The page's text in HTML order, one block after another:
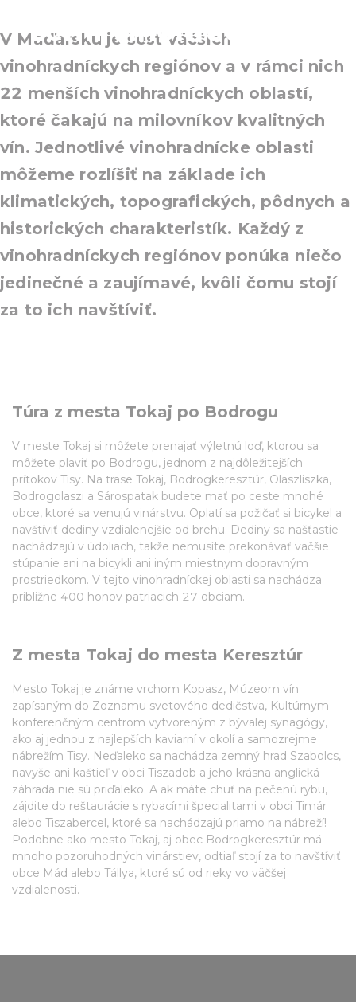
zemi vinohradníkov
V Maďarsku je šesť väčších
vinohradníckych regiónov a v rámci nich
22 menších vinohradníckych oblastí,
ktoré čakajú na milovníkov kvalitných
vín. Jednotlivé vinohradnícke oblasti
môžeme rozlíšiť na základe ich
klimatických, topografických, pôdnych a
historických charakteristík. Každý z
vinohradníckych regiónov ponúka niečo
jedinečné a zaujímavé, kvôli čomu stojí
za to ich navštíviť.
Túra z mesta Tokaj po Bodrogu
V meste Tokaj si môžete prenajať výletnú loď, ktorou sa
môžete plaviť po Bodrogu, jednom z najdôležitejších
prítokov Tisy. Na trase Tokaj, Bodrogkeresztúr, Olaszliszka,
Bodrogolaszi a Sárospatak budete mať po ceste mnohé
obce, ktoré sa venujú vinárstvu. Oplatí sa požičať si bicykel a
navštíviť dediny vzdialenejšie od brehu. Dediny sa našťastie
nachádzajú v údoliach, takže nemusíte prekonávať väčšie
stúpanie ani na bicykli ani iným miestnym dopravným
prostriedkom. V tejto vinohradníckej oblasti sa nachádza
približne 400 honov patriacich 27 obciam.
Z mesta Tokaj do mesta Keresztúr
Mesto Tokaj je známe vrchom Kopasz, Múzeom vín
zapísaným do Zoznamu svetového dedičstva, Kultúrnym
konferenčným centrom vytvoreným z bývalej synagógy,
ako aj jednou z najlepších kaviarní v okolí a samozrejme
nábrežím Tisy. Neďaleko sa nachádza zemný hrad Szabolcs,
navyše ani kaštieľ v obci Tiszadob a jeho krásna anglická
záhrada nie sú priďaleko. A ak máte chuť na pečenú rybu,
zájdite do reštaurácie s rybacími špecialitami v obci Timár
alebo Tiszabercel, ktoré sa nachádzajú priamo na nábreží!
Podobne ako mesto Tokaj, aj obec Bodrogkeresztúr má
mnoho pozoruhodných vinárstiev, odtiaľ stojí za to navštíviť
obce Mád alebo Tállya, ktoré sú od rieky vo väčšej
vzdialenosti.